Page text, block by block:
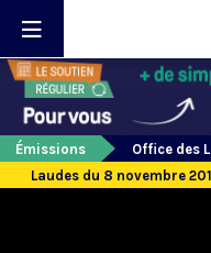
Émissions
Office des
Laudes du 8 novembre